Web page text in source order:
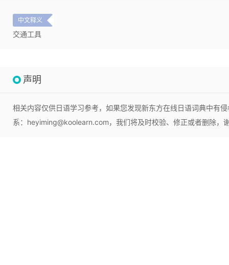
中文释义
交通工具
声明
相关内容仅供日语学习参考，如果您发现新东方在线日语词典中有
系：heyiming@koolearn.com，我们将及时校验、修正或者删除，